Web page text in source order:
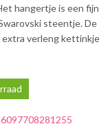
hangertje is een fijn
steentje. De
verleng kettinkje
6097708281255